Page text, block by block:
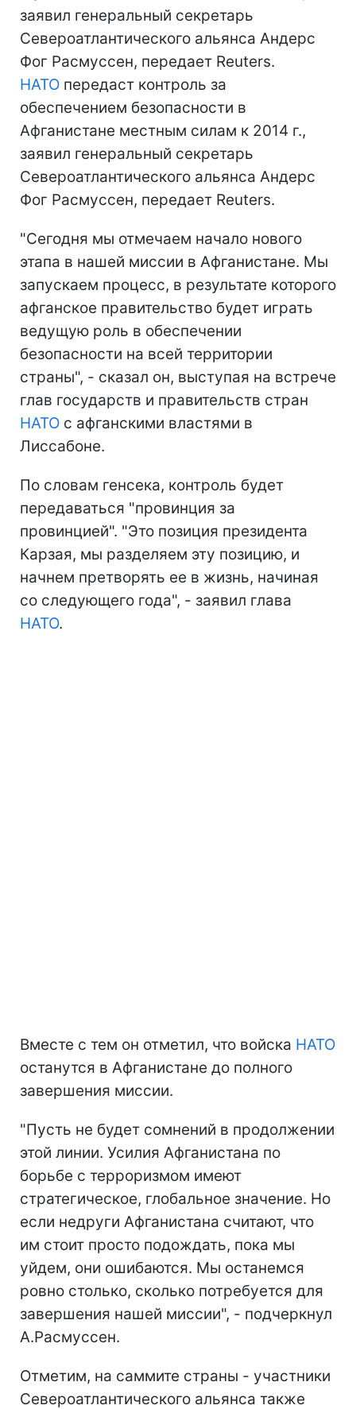
заявил генеральный секретарь
Североатлантического альянса Андерс
Фог Расмуссен, передает Reuters.
НАТО передаст контроль за
обеспечением безопасности в
Афганистане местным силам к 2014 г.,
заявил генеральный секретарь
Североатлантического альянса Андерс
Фог Расмуссен, передает Reuters.
"Сегодня мы отмечаем начало нового
этапа в нашей миссии в Афганистане. Мы
запускаем процесс, в результате которого
афганское правительство будет играть
ведущую роль в обеспечении
безопасности на всей территории
страны", - сказал он, выступая на встрече
глав государств и правительств стран
НАТО с афганскими властями в
Лиссабоне.
По словам генсека, контроль будет
передаваться "провинция за
провинцией". "Это позиция президента
Карзая, мы разделяем эту позицию, и
начнем претворять ее в жизнь, начиная
со следующего года", - заявил глава
НАТО.
Вместе с тем он отметил, что войска НАТО
останутся в Афганистане до полного
завершения миссии.
"Пусть не будет сомнений в продолжении
этой линии. Усилия Афганистана по
борьбе с терроризмом имеют
стратегическое, глобальное значение. Но
если недруги Афганистана считают, что
им стоит просто подождать, пока мы
уйдем, они ошибаются. Мы останемся
ровно столько, сколько потребуется для
завершения нашей миссии", - подчеркнул
А.Расмуссен.
Отметим, на саммите страны - участники
Североатлантического альянса также